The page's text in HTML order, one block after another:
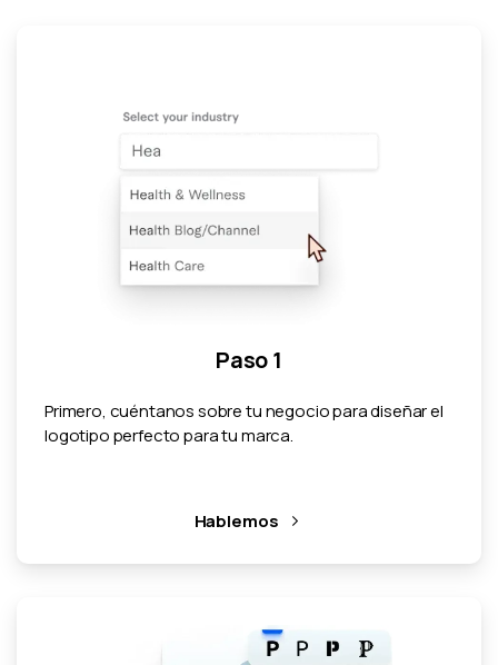
Paso 1
Primero, cuéntanos sobre tu negocio para diseñar el
logotipo perfecto para tu marca.
Hablemos